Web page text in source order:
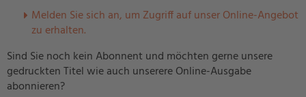
Melden Sie sich an, um Zugriff auf unser Online-Angebot
zu erhalten.
Sind Sie noch kein Abonnent und möchten gerne unsere
gedruckten Titel wie auch unserere Online-Ausgabe
abonnieren?